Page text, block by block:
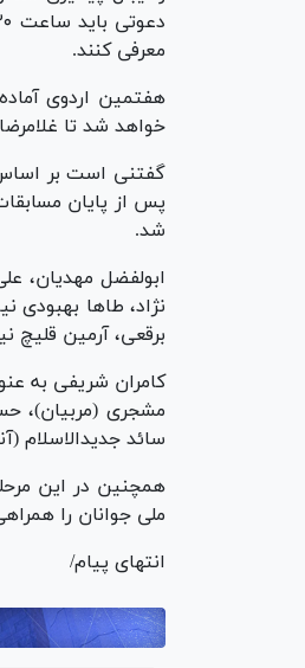
معرفی کنند.
خواهد شد تا
گفتنی است بر اساس
شد.
ابولفضل مهدیان،
نژاد، طا‌ها بهبودی
برقعی، آرمین قلیچ
کامران شریفی به
مشجری (مربیان)،
سائد جدیدالاسلام
همچنین در این
ملی جوانان را
انتهای پیام/